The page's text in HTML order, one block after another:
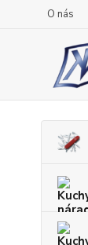
O nás